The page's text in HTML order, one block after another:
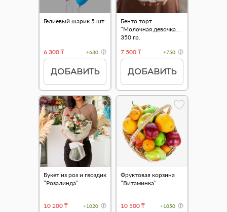
Гелиевый шарик 5 шт
6 300 ₸ +630
ДОБАВИТЬ
Бенто торт
"Молочная девочка"
350 гр.
7 500 ₸
+750
ДОБАВИТЬ
Букет из роз и гвоздик
"Розалинда"
10 200 ₸ +1020
Фруктовая корзина
"Витаминка"
10 500 ₸ +1050